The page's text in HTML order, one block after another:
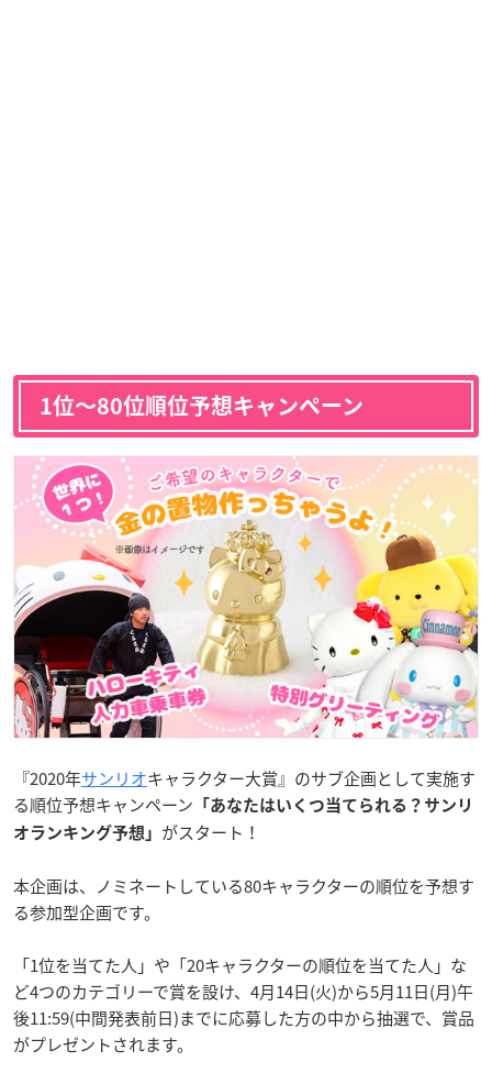
1位〜80位順位予想キャンペーン
『2020年サンリオキャラクター大賞』のサブ企画として実施す
る順位予想キャンペーン 「あなたはいくつ当てられる？サンリ
オランキング予想」 がスタート！
本企画は、ノミネートしている80キャラクターの順位を予想す
る参加型企画です。
「1位を当てた人」や「20キャラクターの順位を当てた人」な
ど4つのカテゴリーで賞を設け、4月14日(火)から5月11日(月)午
後11:59(中間発表前日)までに応募した方の中から抽選で、賞品
がプレゼントされます。